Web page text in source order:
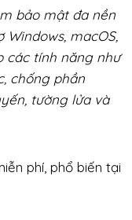
bảo mật đa nền
macOS,
các tính năng như
chống phần
tường lửa và
phí, phổ biến tại